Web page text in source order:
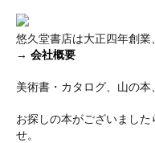
悠久堂書店は大正四年創業
→ 会社概要
美術書・カタログ、山の本
お探しの本がございまし
せ。